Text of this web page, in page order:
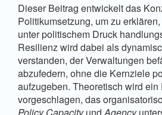
Dieser Beitrag entwickelt das
Politikumsetzung, um zu
unter politischem Druck
Resilienz wird dabei als
verstanden, der Verwaltungen
abzufedern, ohne die Kernziele
aufzugeben. Theoretisch wird
vorgeschlagen, das
Policy Capacityund Agency